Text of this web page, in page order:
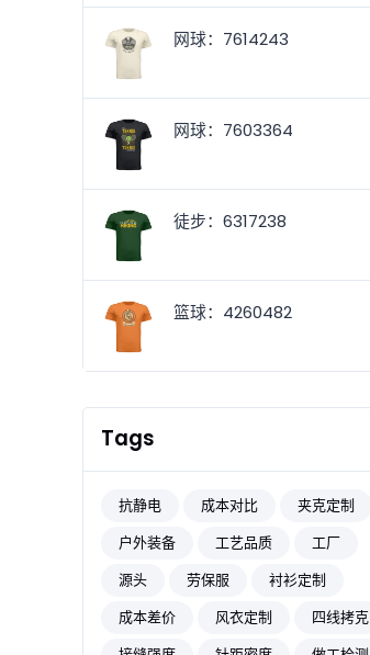
网球：7614243
网球：7603364
徒步：6317238
篮球：4260482
Tags
抗静电 成本对比
夹克定制
户外装备
工艺品质
工厂
源头
劳保服
衬衫定制
成本差价
风衣定制
四线拷克